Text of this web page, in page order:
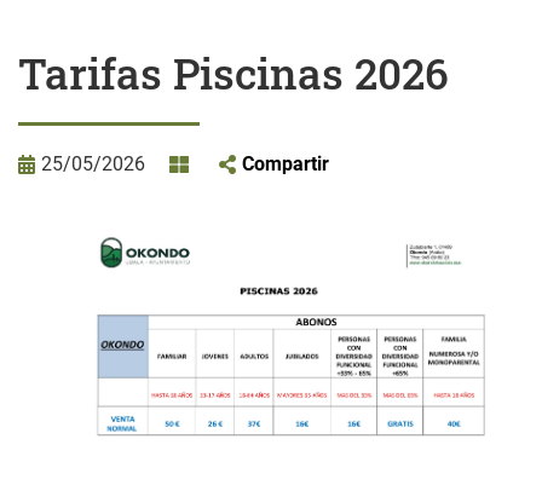
Tarifas Piscinas 2026
25/05/2026 Compartir